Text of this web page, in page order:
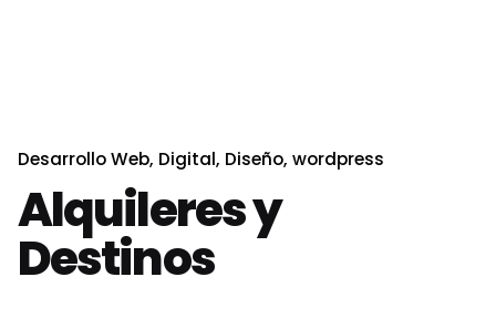
Desarrollo Web Digital Diseño wordpress
Alquileres y
Destinos